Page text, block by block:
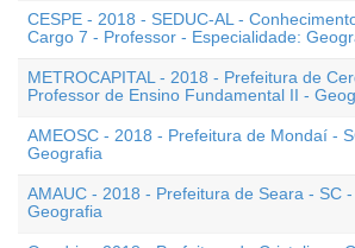
CESPE - 2018 - SEDUC-AL -
Cargo 7 - Professor - Especialidade:
METROCAPITAL - 2018 - Prefeitura de
Professor de Ensino Fundamental II -
AMEOSC - 2018 - Prefeitura de Mondaí -
Geografia
AMAUC - 2018 - Prefeitura de Seara - SC
Geografia